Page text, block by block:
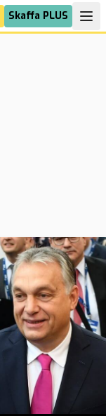
Skaffa PLUS